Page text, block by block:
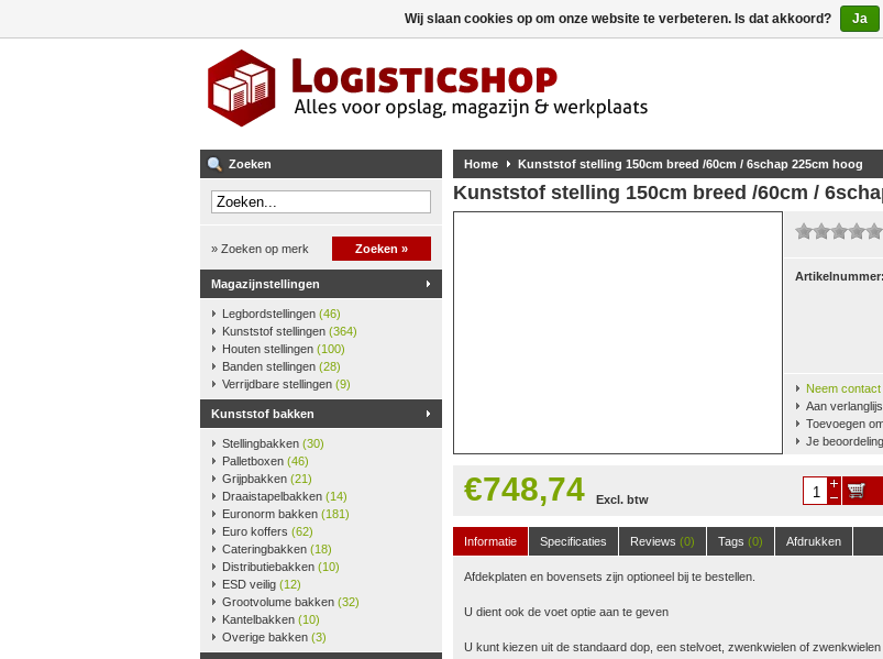
Zoeken
» Zoeken op merk Zoeken »
Magazijnstellingen
Legbordstellingen (46)
Kunststof stellingen (364)
Houten stellingen (100)
Banden stellingen (28)
Verrijdbare stellingen (9)
Kunststof bakken
Stellingbakken (30)
Palletboxen (46)
Grijpbakken (21)
Draaistapelbakken (14)
Euronorm bakken (181)
Euro koffers (62)
Cateringbakken (18)
Distributiebakken (10)
ESD veilig (12)
Grootvolume bakken (32)
Kantelbakken (10)
Overige bakken (3)
Home Kunststof stelling 150cm breed /60cm / 6schap 225cm hoog
Kunststof stelling 150cm breed /60cm /
Artikelnummer:
Neem
Aan
Toevoegen
Je
€748,74 Excl. btw
Informatie
Specificaties Reviews (0) Tags (0) Afdrukken
Afdekplaten en bovensets zijn optioneel bij te bestellen.
U dient ook de voet optie aan te geven
U kunt kiezen uit de standaard dop, een stelvoet, zwenkwielen of zwenkwielen
Wij slaan cookies op om onze website te verbeteren. Is dat akkoord? Ja